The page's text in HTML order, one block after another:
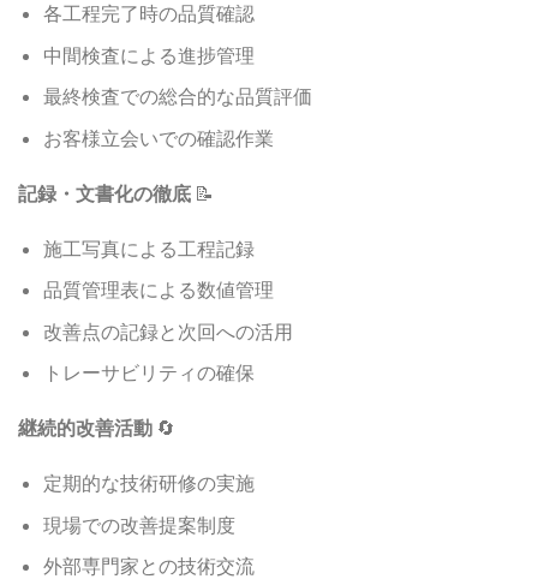
各工程完了時の品質確認
中間検査による進捗管理
最終検査での総合的な品質評価
お客様立会いでの確認作業
記録・文書化の徹底 📝
施工写真による工程記録
品質管理表による数値管理
改善点の記録と次回への活用
トレーサビリティの確保
継続的改善活動 🔄
定期的な技術研修の実施
現場での改善提案制度
外部専門家との技術交流